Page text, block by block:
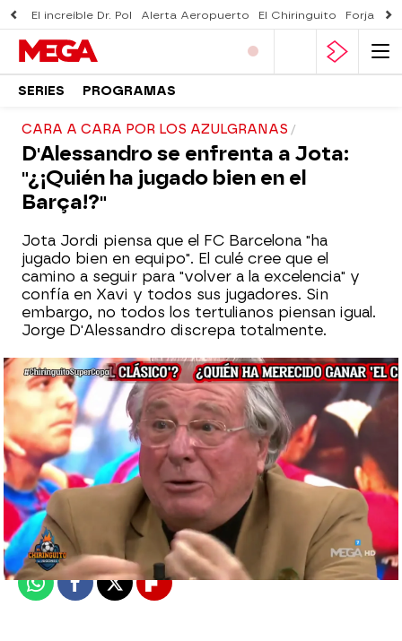
El increíble Dr. Pol Alerta Aeropuerto El Chiringuito Forjado
SERIES PROGRAMAS
CARA A CARA POR LOS AZULGRANAS
D'Alessandro se enfrenta a Jota:
"¿¡Quién ha jugado bien en el
Barça!?"
Jota Jordi piensa que el FC Barcelona "ha
jugado bien en equipo". El culé cree que el
camino a seguir para "volver a la excelencia" y
confía en Xavi y todos sus jugadores. Sin
embargo, no todos los tertulianos piensan igual.
Jorge D'Alessandro discrepa totalmente.
El Chiringuito
Publicado: 13 de enero de 2022, 01:11
WhatsappFacebook
X Flipboard